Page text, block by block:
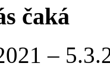
čaká
–